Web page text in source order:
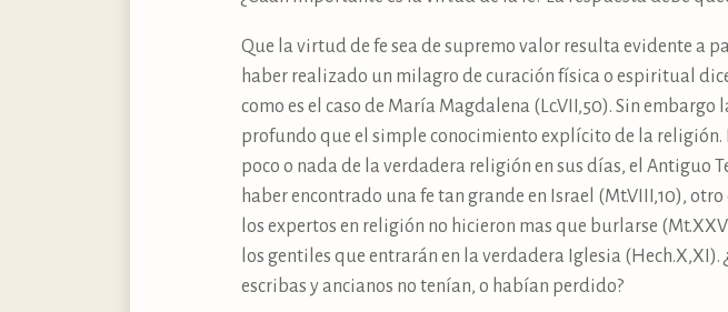
Que la virtud de fe sea de supremo valor resulta evidente a
haber realizado un milagro de curación física o espiritual
como es el caso de María Magdalena (Lc.VII,50). Sin
profundo que el simple conocimiento explícito de la religión.
poco o nada de la verdadera religión en sus días, el Antiguo
haber encontrado una fe tan grande en Israel (Mt.VIII,10),
los expertos en religión no hicieron mas que burlarse
los gentiles que entrarán en la verdadera Iglesia
escribas y ancianos no tenían, o habían perdido?